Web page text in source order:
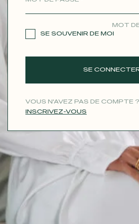
MOT
SE SOUVENIR DE MOI
SE
VOUS N'AVEZ PAS DE COMPTE ?
INSCRIVEZ-VOUS